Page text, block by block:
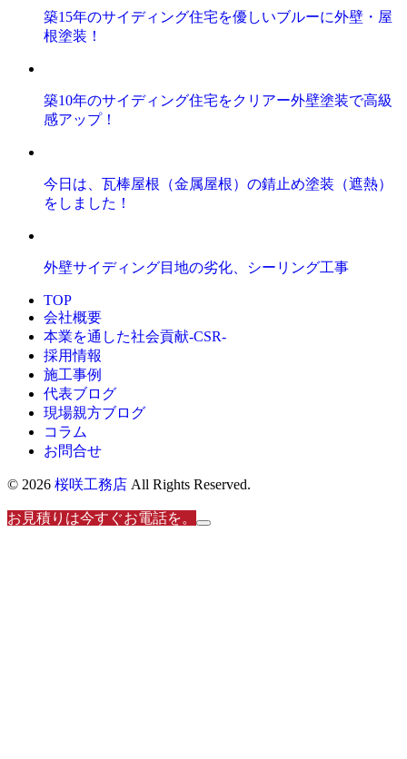
築15年のサイディング住宅を優しいブルーに外壁・屋
根塗装！
築10年のサイディング住宅をクリアー外壁塗装で高級
感アップ！
今日は、瓦棒屋根（金属屋根）の錆止め塗装（遮熱）
をしました！
外壁サイディング目地の劣化、シーリング工事
TOP
会社概要
本業を通した社会貢献-CSR-
採用情報
施工事例
代表ブログ
現場親方ブログ
コラム
お問合せ
© 2026 桜咲工務店 All Rights Reserved.
お見積りは今すぐお電話を。